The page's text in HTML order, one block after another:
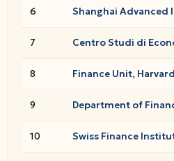
6 Shanghai Advanced
7 Centro Studi di
8 Finance Unit,
9 Department of
10 Swiss Finance